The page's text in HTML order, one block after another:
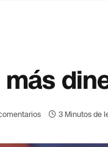
3 Minutos de